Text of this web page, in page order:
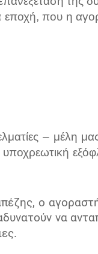
που η
– μέλη
υποχρεωτική
ο
να